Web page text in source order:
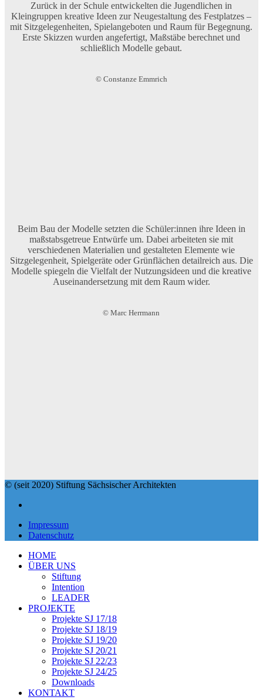
Zurück in der Schule entwickelten die Jugendlichen in
Kleingruppen kreative Ideen zur Neugestaltung des Festplatzes –
mit Sitzgelegenheiten, Spielangeboten und Raum für Begegnung.
Erste Skizzen wurden angefertigt, Maßstäbe berechnet und
schließlich Modelle gebaut.
© Constanze Emmrich
Beim Bau der Modelle setzten die Schüler:innen ihre Ideen in
maßstabsgetreue Entwürfe um. Dabei arbeiteten sie mit
verschiedenen Materialien und gestalteten Elemente wie
Sitzgelegenheit, Spielgeräte oder Grünflächen detailreich aus. Die
Modelle spiegeln die Vielfalt der Nutzungsideen und die kreative
Auseinandersetzung mit dem Raum wider.
© Marc Herrmann
© (seit 2020) Stiftung Sächsischer Architekten
Impressum
Datenschutz
HOME
ÜBER UNS
Stiftung
Intention
LEADER
PROJEKTE
Projekte SJ 17/18
Projekte SJ 18/19
Projekte SJ 19/20
Projekte SJ 20/21
Projekte SJ 22/23
Projekte SJ 24/25
Downloads
KONTAKT